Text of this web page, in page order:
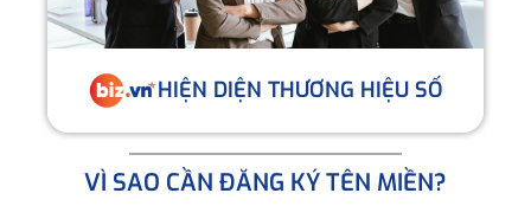
HIỆN DIỆN THƯƠNG HIỆU SỐ
VÌ SAO CẦN ĐĂNG KÝ TÊN MIỀN?